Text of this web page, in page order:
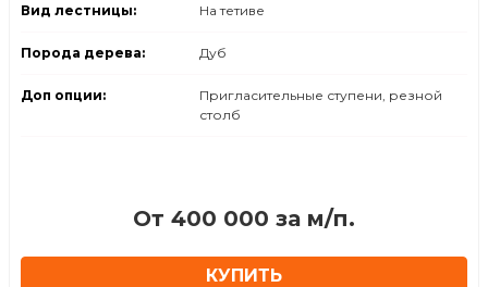
Вид лестницы: На тетиве
Порода дерева: Дуб
Доп опции:
Пригласительные ступени, резной
столб
От 400 000 за м/п.
КУПИТЬ